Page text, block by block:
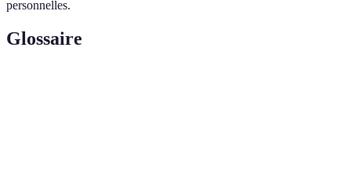
personnelles.
Glossaire